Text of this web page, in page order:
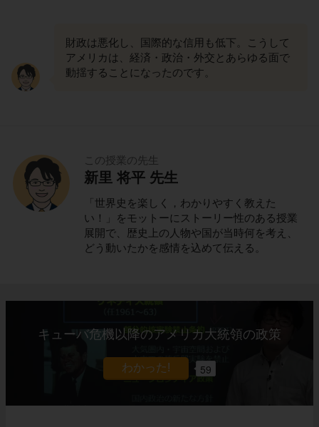
財政は悪化し、国際的な信用も低下。こうして
アメリカは、経済・政治・外交とあらゆる面で
動揺することになったのです。
この授業の先生
新里 将平 先生
「世界史を楽しく，わかりやすく教えた
い！」をモットーにストーリー性のある授業
展開で、歴史上の人物や国が当時何を考え、
どう動いたかを感情を込めて伝える。
キューバ危機以降のアメリカ大統領の政策
59